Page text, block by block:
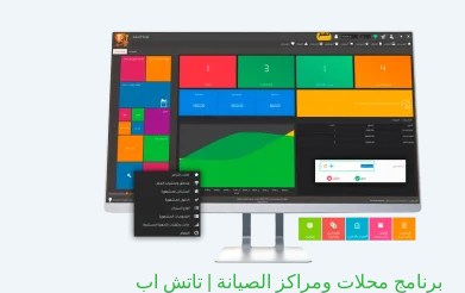
برنامج محلات ومراكز الصيانة | تاتش اب